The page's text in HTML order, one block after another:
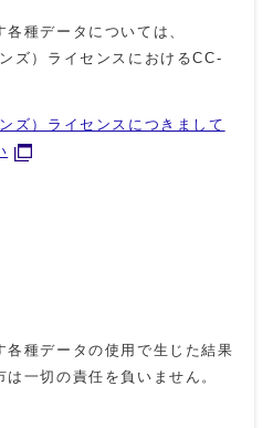
種データについては、
ズ）ライセンスにおけるCC-
ズ）ライセンスにつきまして
各種データの使用で生じた結果
一切の責任を負いません。